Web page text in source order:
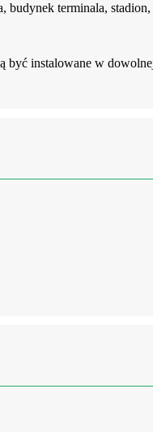
terminala,
być instalowane w